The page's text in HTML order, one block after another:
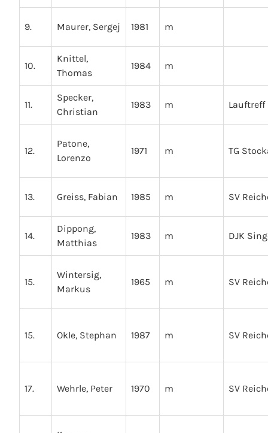
9. Maurer, Sergej 1981 m
10.
Knittel,
Thomas
1984 m
11.
Specker,
Christian
1983 m Lauftreff
12.
Patone,
Lorenzo
1971 m TG
13. Greiss, Fabian 1985 m SV
14.
Dippong,
Matthias
1983 m DJK
15.
Wintersig,
Markus
1965 m SV
15. Okle, Stephan 1987 m SV
17. Wehrle, Peter 1970 m SV